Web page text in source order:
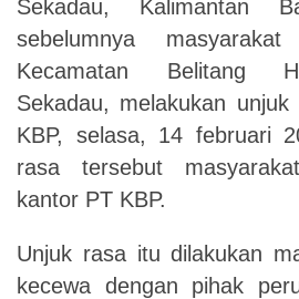
Sekadau, Kalimantan
sebelumnya
Kecamatan Belitang
Sekadau, melakukan
KBP, selasa, 14 februari
rasa tersebut
kantor PT KBP.
Unjuk rasa itu dilakukan
kecewa dengan pihak